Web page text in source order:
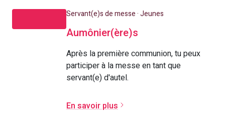
Servant(e)s de messe · Jeunes
Aumônier(ère)s
Après la première communion, tu peux
participer à la messe en tant que
servant(e) d'autel.
En savoir plus